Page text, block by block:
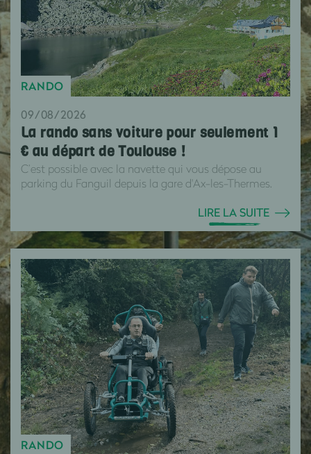
RANDO
09/08/2026
La rando sans voiture pour seulement 1
€ au départ de Toulouse !
C’est possible avec la navette qui vous dépose au
parking du Fanguil depuis la gare d'Ax-les-Thermes.
LIRE LA SUITE
RANDO